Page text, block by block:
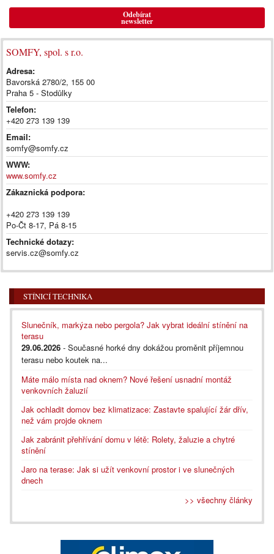
Odebírat
newsletter
SOMFY, spol. s r.o.
Adresa:
Bavorská 2780/2, 155 00
Praha 5 - Stodůlky
Telefon:
+420 273 139 139
Email:
somfy@somfy.cz
WWW:
www.somfy.cz
Zákaznická podpora:
+420 273 139 139
Po-Čt 8-17, Pá 8-15
Technické dotazy:
servis.cz@somfy.cz
STÍNICÍ TECHNIKA
Slunečník, markýza nebo pergola? Jak vybrat ideální stínění na
terasu
29.06.2026 - Současné horké dny dokážou proměnit příjemnou
terasu nebo koutek na...
Máte málo místa nad oknem? Nové řešení usnadní montáž
venkovních žaluzií
Jak ochladit domov bez klimatizace: Zastavte spalující žár dřív,
než vám projde oknem
Jak zabránit přehřívání domu v létě: Rolety, žaluzie a chytré
stínění
Jaro na terase: Jak si užít venkovní prostor i ve slunečných
dnech
>> všechny články